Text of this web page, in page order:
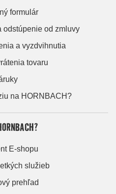
formulár
odstúpenie od zmluvy
a vyzdvihnutia
tovaru
na HORNBACH?
E-shopu
služieb
prehľad